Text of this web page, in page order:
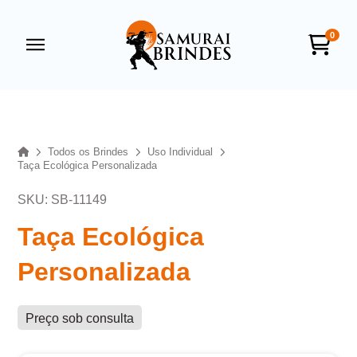
0
HomeTodos os Brindes
Uso Individual
Taça Ecológica Personalizada
SKU: SB-11149
Taça Ecológica
Personalizada
Preço sob consulta